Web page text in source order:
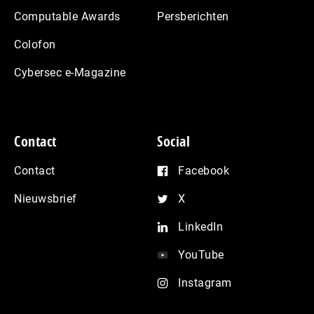
Computable Awards
Colofon
Cybersec e-Magazine
Persberichten
Contact
Contact
Nieuwsbrief
Social
Facebook
X
LinkedIn
YouTube
Instagram